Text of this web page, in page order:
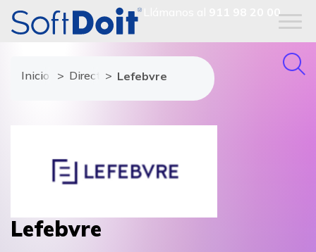
911 98 20 00
Inicio Directorio de proveedores
Lefebvre
Lefebvre